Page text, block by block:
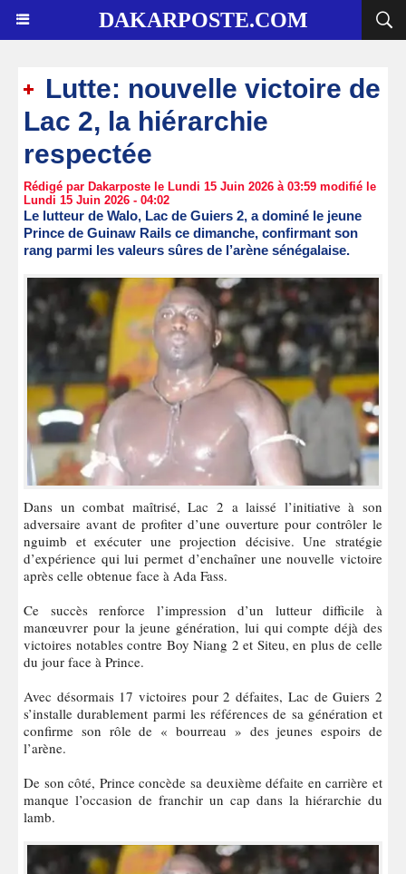
DAKARPOSTE.COM
Lutte: nouvelle victoire de
Lac 2, la hiérarchie
respectée
Rédigé par Dakarposte le Lundi 15 Juin 2026 à 03:59 modifié le
Lundi 15 Juin 2026 - 04:02
Le lutteur de Walo, Lac de Guiers 2, a dominé le jeune
Prince de Guinaw Rails ce dimanche, confirmant son
rang parmi les valeurs sûres de l’arène sénégalaise.
Dans un combat maîtrisé, Lac 2 a laissé l’initiative à son
adversaire avant de profiter d’une ouverture pour contrôler le
nguimb et exécuter une projection décisive. Une stratégie
d’expérience qui lui permet d’enchaîner une nouvelle victoire
après celle obtenue face à Ada Fass.
Ce succès renforce l’impression d’un lutteur difficile à
manœuvrer pour la jeune génération, lui qui compte déjà des
victoires notables contre Boy Niang 2 et Siteu, en plus de celle
du jour face à Prince.
Avec désormais 17 victoires pour 2 défaites, Lac de Guiers 2
s’installe durablement parmi les références de sa génération et
confirme son rôle de « bourreau » des jeunes espoirs de
l’arène.
De son côté, Prince concède sa deuxième défaite en carrière et
manque l’occasion de franchir un cap dans la hiérarchie du
lamb.